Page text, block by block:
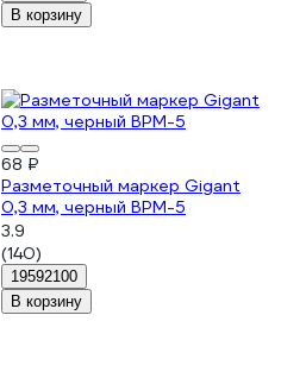
В корзину
68 ₽
Разметочный маркер Gigant
0,3 мм, черный BPM-5
3.9
(140)
19592100
В корзину